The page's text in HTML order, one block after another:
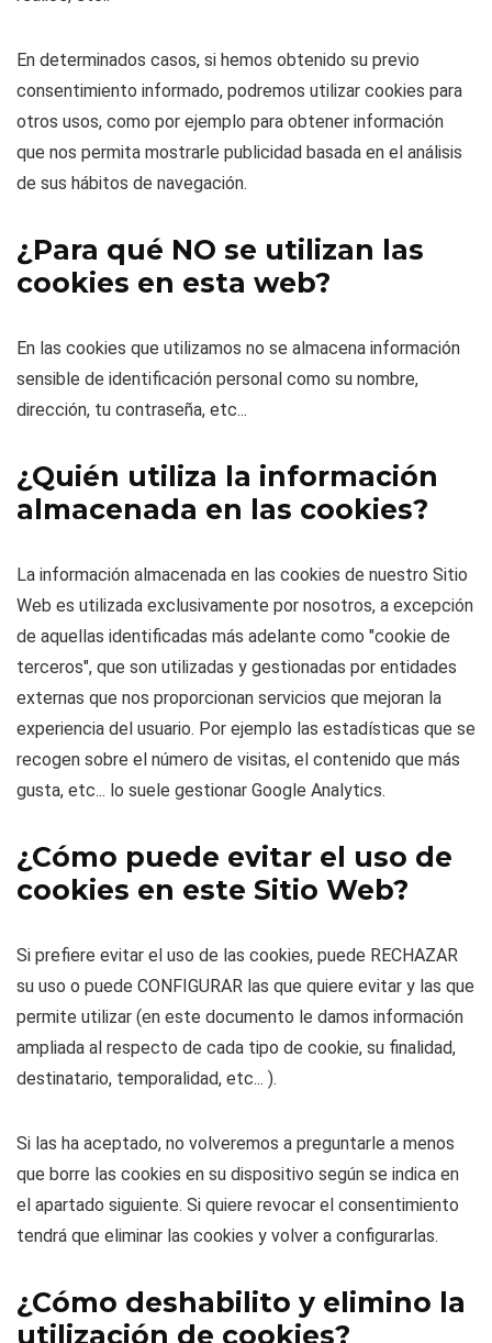
En determinados casos, si hemos obtenido su previo
consentimiento informado, podremos utilizar cookies para
otros usos, como por ejemplo para obtener información
que nos permita mostrarle publicidad basada en el análisis
de sus hábitos de navegación.
¿Para qué NO se utilizan las
cookies en esta web?
En las cookies que utilizamos no se almacena información
sensible de identificación personal como su nombre,
dirección, tu contraseña, etc...
¿Quién utiliza la información
almacenada en las cookies?
La información almacenada en las cookies de nuestro Sitio
Web es utilizada exclusivamente por nosotros, a excepción
de aquellas identificadas más adelante como "cookie de
terceros", que son utilizadas y gestionadas por entidades
externas que nos proporcionan servicios que mejoran la
experiencia del usuario. Por ejemplo las estadísticas que se
recogen sobre el número de visitas, el contenido que más
gusta, etc... lo suele gestionar Google Analytics.
¿Cómo puede evitar el uso de
cookies en este Sitio Web?
Si prefiere evitar el uso de las cookies, puede RECHAZAR
su uso o puede CONFIGURAR las que quiere evitar y las que
permite utilizar (en este documento le damos información
ampliada al respecto de cada tipo de cookie, su finalidad,
destinatario, temporalidad, etc... ).
Si las ha aceptado, no volveremos a preguntarle a menos
que borre las cookies en su dispositivo según se indica en
el apartado siguiente. Si quiere revocar el consentimiento
tendrá que eliminar las cookies y volver a configurarlas.
¿Cómo deshabilito y elimino la
utilización de cookies?